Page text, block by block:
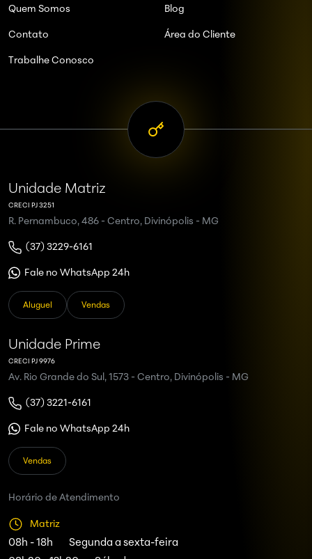
Quem Somos
Contato
Trabalhe Conosco
Blog
Área do Cliente
Unidade Matriz
CRECI PJ 3251
R. Pernambuco, 486 - Centro, Divinópolis - MG
(37) 3229-6161
Fale no WhatsApp 24h
Aluguel Vendas
Unidade Prime
CRECI PJ 9976
Av. Rio Grande do Sul, 1573 - Centro, Divinópolis - MG
(37) 3221-6161
Fale no WhatsApp 24h
Vendas
Horário de Atendimento
Matriz
08h - 18h
Segunda a sexta-feira